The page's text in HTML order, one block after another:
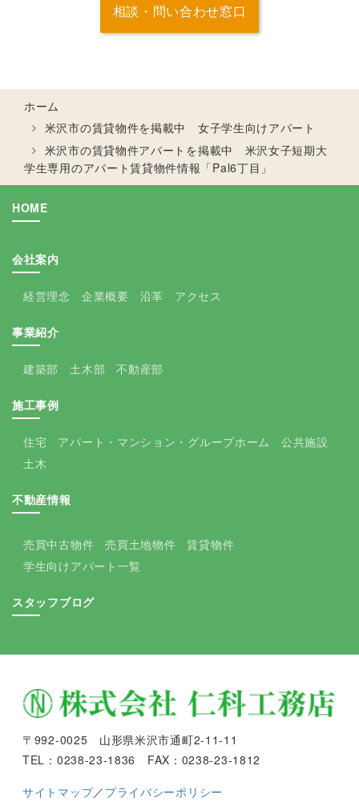
相談・問い合わせ窓口
ホーム
米沢市の賃貸物件を掲載中 女子学生向けアパート
米沢市の賃貸物件アパートを掲載中 米沢女子短期大
学生専用のアパート賃貸物件情報「Pal6丁目」
HOME
会社案内
経営理念 企業概要 沿革 アクセス
事業紹介
建築部 土木部 不動産部
施工事例
住宅 アパート・マンション・グループホーム
公共施設
土木
不動産情報
売買中古物件 売買土地物件
賃貸物件
学生向けアパート一覧
スタッフブログ
〒992-0025 山形県米沢市通町2-11-11
TEL：0238-23-1836 FAX：0238-23-1812
サイトマップ／ プライバシーポリシー